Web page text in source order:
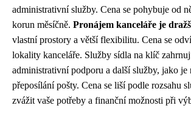
administrativní služby. Cena se pohybuje od
korun měsíčně. Pronájem kanceláře je
vlastní prostory a větší flexibilitu. Cena se
lokality kanceláře. Služby sídla na klíč
administrativní podporu a další služby, jako je
přeposílání pošty. Cena se liší podle rozsahu
zvážit vaše potřeby a finanční možnosti při